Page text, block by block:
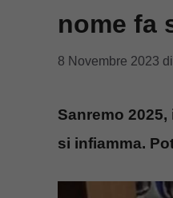
nome fa
8 Novembre 2023 di
Sanremo
si infiamma.